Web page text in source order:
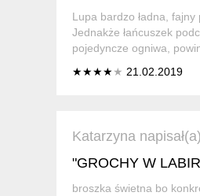
Lupa bardzo ładna, fajny
Jednakże łańcuszek
pojedyncze ogniwa,
★★★★★ 21.02.2019
Katarzyna
"GROCHY W
broszka świetna bo